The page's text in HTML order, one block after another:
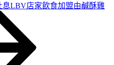
息LBV店家飲食加盟由鹹酥雞